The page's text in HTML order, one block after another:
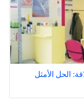
الحل الأمثل